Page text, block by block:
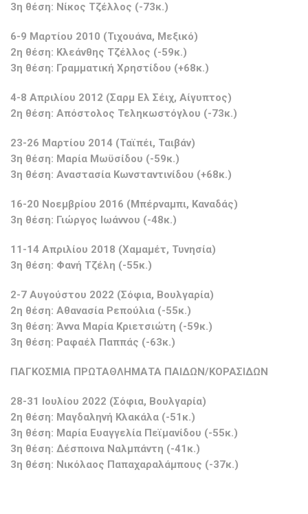
3η θέση: Νίκος Τζέλλος (-73κ.)
6-9 Μαρτίου 2010 (Τιχουάνα, Μεξικό)
2η θέση: Κλεάνθης Τζέλλος (-59κ.)
3η θέση: Γραμματική Χρηστίδου (+68κ.)
4-8 Απριλίου 2012 (Σαρμ Ελ Σέιχ, Αίγυπτος)
2η θέση: Απόστολος Τεληκωστόγλου (-73κ.)
23-26 Μαρτίου 2014 (Ταϊπέι, Ταιβάν)
3η θέση: Μαρία Μωϋσίδου (-59κ.)
3η θέση: Αναστασία Κωνσταντινίδου (+68κ.)
16-20 Νοεμβρίου 2016 (Μπέρναμπι, Καναδάς)
3η θέση: Γιώργος Ιωάννου (-48κ.)
11-14 Απριλίου 2018 (Χαμαμέτ, Τυνησία)
3η θέση: Φανή Τζέλη (-55κ.)
2-7 Αυγούστου 2022 (Σόφια, Βουλγαρία)
2η θέση: Αθανασία Ρεπούλια (-55κ.)
3η θέση: Άννα Μαρία Κριετσιώτη (-59κ.)
3η θέση: Ραφαέλ Παππάς (-63κ.)
ΠΑΓΚΟΣΜΙΑ ΠΡΩΤΑΘΛΗΜΑΤΑ ΠΑΙΔΩΝ/ΚΟΡΑΣΙΔΩΝ
28-31 Ιουλίου 2022 (Σόφια, Βουλγαρία)
2η θέση: Μαγδαληνή Κλακάλα (-51κ.)
3η θέση: Μαρία Ευαγγελία Πεϊμανίδου (-55κ.)
3η θέση: Δέσποινα Ναλμπάντη (-41κ.)
3η θέση: Νικόλαος Παπαχαραλάμπους (-37κ.)